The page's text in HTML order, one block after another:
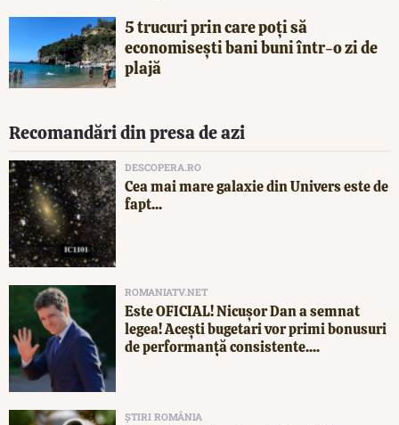
5 trucuri prin care poți să
economisești bani buni într-o zi de
plajă
Recomandări din presa de azi
DESCOPERA.RO
Cea mai mare galaxie din Univers este de
fapt...
ROMANIATV.NET
Este OFICIAL! Nicușor Dan a semnat
legea! Acești bugetari vor primi bonusuri
de performanță consistente....
ȘTIRI ROMÂNIA